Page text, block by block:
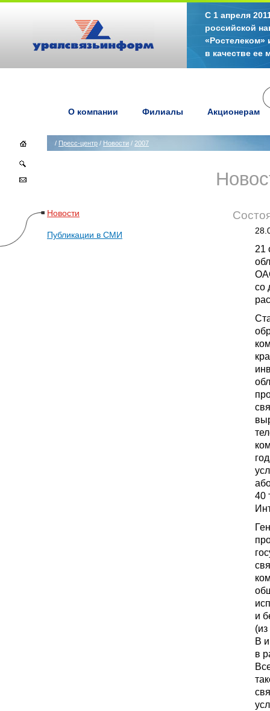
С 1 апреля
российской
«Ростелеком»
в качестве ее
О компании Филиалы Акционерам
/ Пресс-центр / Новости / 2007
Новости
Публикации в СМИ
21
со
40
и
В
в